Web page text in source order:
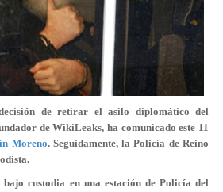
de retirar el asilo diplomático del
de WikiLeaks, ha comunicado este 11
Moreno. Seguidamente, la Policía de Reino
bajo custodia en una estación de Policía del